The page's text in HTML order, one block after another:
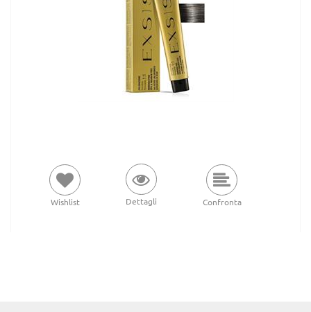
Wishlist Dettagli Confronta